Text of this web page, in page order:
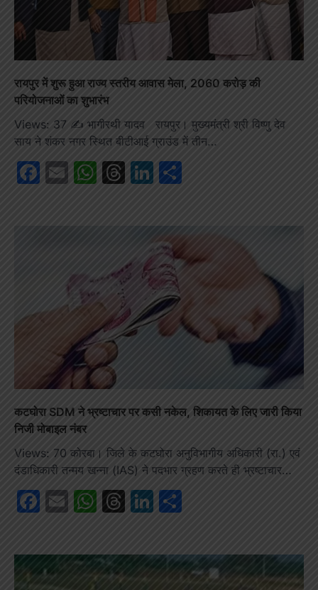
रायपुर में शुरू हुआ राज्य स्तरीय आवास मेला, 2060 करोड़ की
परियोजनाओं का शुभारंभ
Views: 37 ✍️ भागीरथी यादव रायपुर। मुख्यमंत्री श्री विष्णु देव
साय ने शंकर नगर स्थित बीटीआई ग्राउंड में तीन…
Facebook
EmailWhatsApp
Threads
LinkedIn
कटघोरा SDM ने भ्रष्टाचार पर कसी नकेल, शिकायत के लिए जारी किया
निजी मोबाइल नंबर
Views: 70 कोरबा। जिले के कटघोरा अनुविभागीय अधिकारी (रा.) एवं
दंडाधिकारी तन्मय खन्ना (IAS) ने पदभार ग्रहण करते ही भ्रष्टाचार…
Facebook
EmailWhatsApp
Threads
LinkedIn